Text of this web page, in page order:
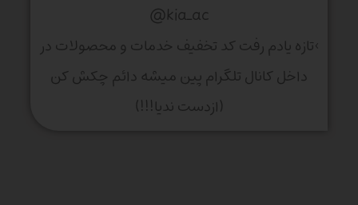
kia_ac@
>تازه یادم رفت کد تخفیف خدمات و محصولات در
داخل کانال تلگرام پین میشه دائم چکش کن
(ازدست ندیا!!!)